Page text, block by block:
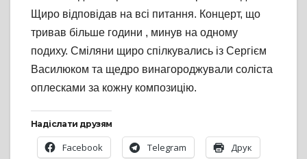
Щиро відповідав на всі питання. Концерт, що
тривав більше години , минув на одному
подиху. Сміляни щиро спілкувались із Сергієм
Василюком та щедро винагороджували соліста
оплесками за кожну композицію.
Надіслати друзям
Facebook Telegram Друк